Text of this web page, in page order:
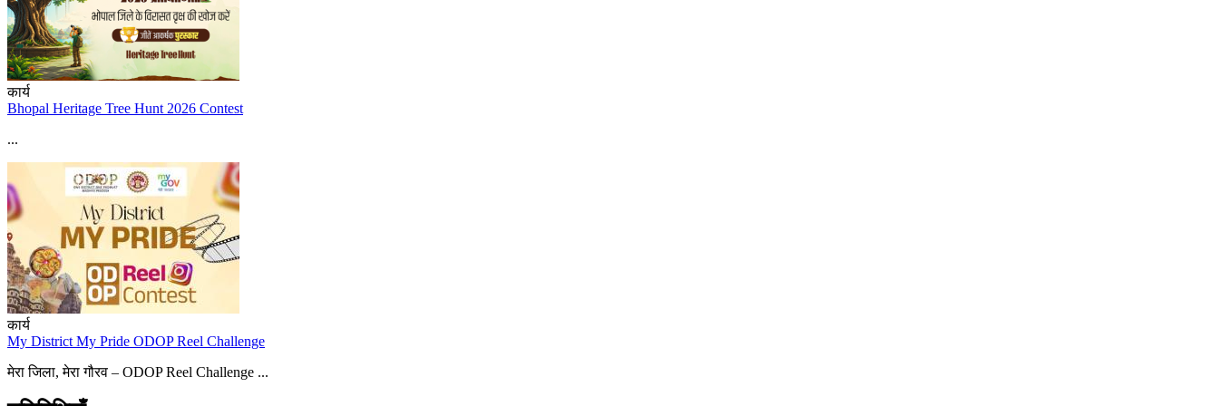
कार्य
Bhopal Heritage Tree Hunt 2026 Contest
...
कार्य
My District My Pride ODOP Reel Challenge
मेरा जिला, मेरा गौरव – ODOP Reel Challenge ...